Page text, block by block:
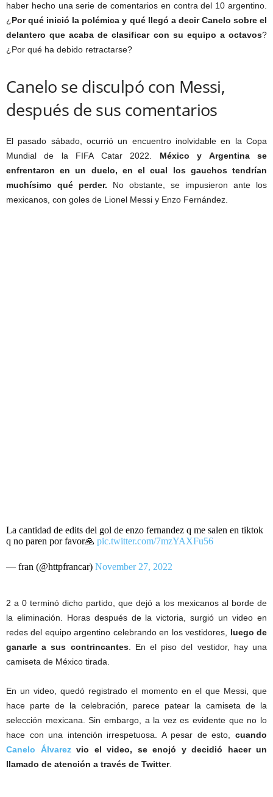
haber hecho una serie de comentarios en contra del 10 argentino.
¿Por qué inició la polémica y qué llegó a decir Canelo sobre el
delantero que acaba de clasificar con su equipo a octavos?
¿Por qué ha debido retractarse?
Canelo se disculpó con Messi,
después de sus comentarios
El pasado sábado, ocurrió un encuentro inolvidable en la Copa
Mundial de la FIFA Catar 2022. México y Argentina se
enfrentaron en un duelo, en el cual los gauchos tendrían
muchísimo qué perder. No obstante, se impusieron ante los
mexicanos, con goles de Lionel Messi y Enzo Fernández.
La cantidad de edits del gol de enzo fernandez q me salen en tiktok
q no paren por favor🙏 pic.twitter.com/7mzYAXFu56
— fran (@httpfrancar) November 27, 2022
2 a 0 terminó dicho partido, que dejó a los mexicanos al borde de
la eliminación. Horas después de la victoria, surgió un video en
redes del equipo argentino celebrando en los vestidores, luego de
ganarle a sus contrincantes. En el piso del vestidor, hay una
camiseta de México tirada.
En un video, quedó registrado el momento en el que Messi, que
hace parte de la celebración, parece patear la camiseta de la
selección mexicana. Sin embargo, a la vez es evidente que no lo
hace con una intención irrespetuosa. A pesar de esto, cuando
Canelo Álvarezvio el video, se enojó y decidió hacer un
llamado de atención a través de Twitter.